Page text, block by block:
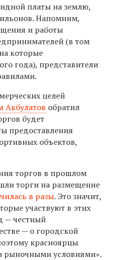
платы на землю,
Напомним,
и работы
(в том
которые
года), представители
целей
Акбулатов обратил
будет
предоставления
объектов,
торгов в прошлом
торги на размещение
в разы. Это значит,
участвуют в этих
— честный
— о городской
красноярцы
рыночными условиями».